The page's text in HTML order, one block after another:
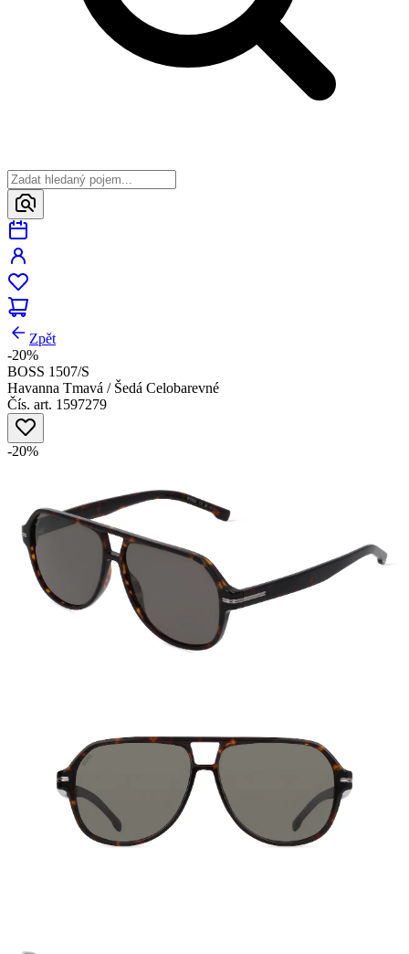
Zpět
-20%
BOSS 1507/S
Havanna Tmavá / Šedá Celobarevné
Čís. art. 1597279
-20%